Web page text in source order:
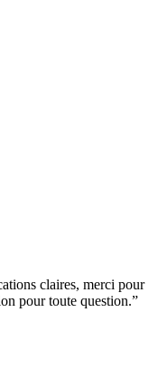
claires, merci pour
pour toute question.”